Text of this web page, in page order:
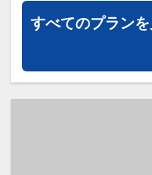
※喫煙のリ
施設への「
入力して下
当日の現地
すべてのプラン